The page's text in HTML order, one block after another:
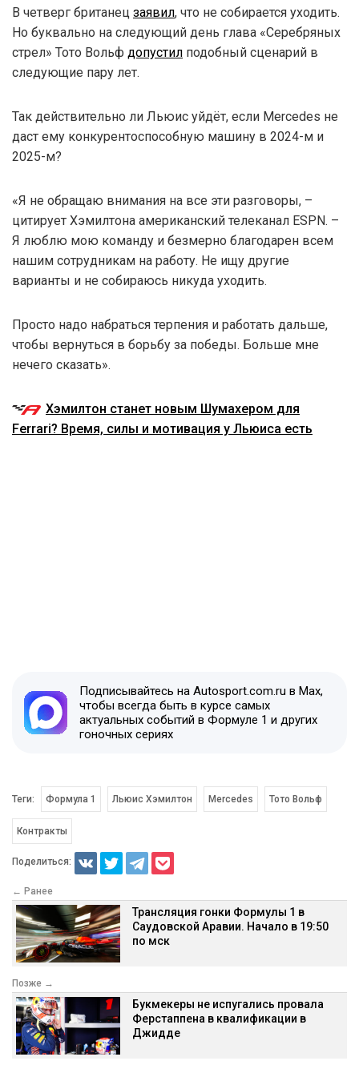
В четверг британец заявил, что не собирается уходить.
Но буквально на следующий день глава «Серебряных
стрел» Тото Вольф допустил подобный сценарий в
следующие пару лет.
Так действительно ли Льюис уйдёт, если Mercedes не
даст ему конкурентоспособную машину в 2024-м и
2025-м?
«Я не обращаю внимания на все эти разговоры, –
цитирует Хэмилтона американский телеканал ESPN. –
Я люблю мою команду и безмерно благодарен всем
нашим сотрудникам на работу. Не ищу другие
варианты и не собираюсь никуда уходить.
Просто надо набраться терпения и работать дальше,
чтобы вернуться в борьбу за победы. Больше мне
нечего сказать».
Хэмилтон станет новым Шумахером для
Ferrari? Время, силы и мотивация у Льюиса есть
Подписывайтесь на Autosport.com.ru в Max,
чтобы всегда быть в курсе самых
актуальных событий в Формуле 1 и других
гоночных сериях
Теги: Формула 1 Льюис Хэмилтон Mercedes Тото Вольф
Контракты
Поделиться:
← Ранее
Трансляция гонки Формулы 1 в
Саудовской Аравии. Начало в 19:50
по мск
Позже →
Букмекеры не испугались провала
Ферстаппена в квалификации в
Джидде